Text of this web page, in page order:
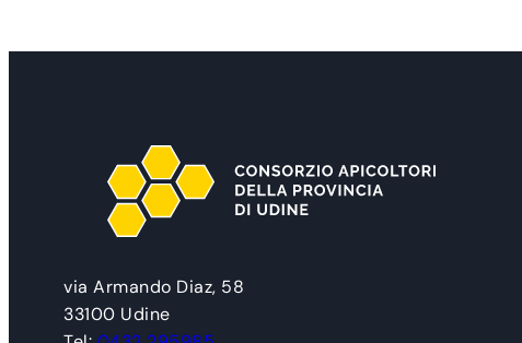
via Armando Diaz, 58
33100 Udine